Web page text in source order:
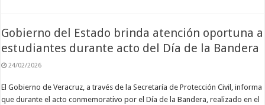
Gobierno del Estado brinda atención oportuna a
estudiantes durante acto del Día de la Bandera
24/02/2026
El Gobierno de Veracruz, a través de la Secretaría de Protección Civil, informa
que durante el acto conmemorativo por el Día de la Bandera, realizado en el